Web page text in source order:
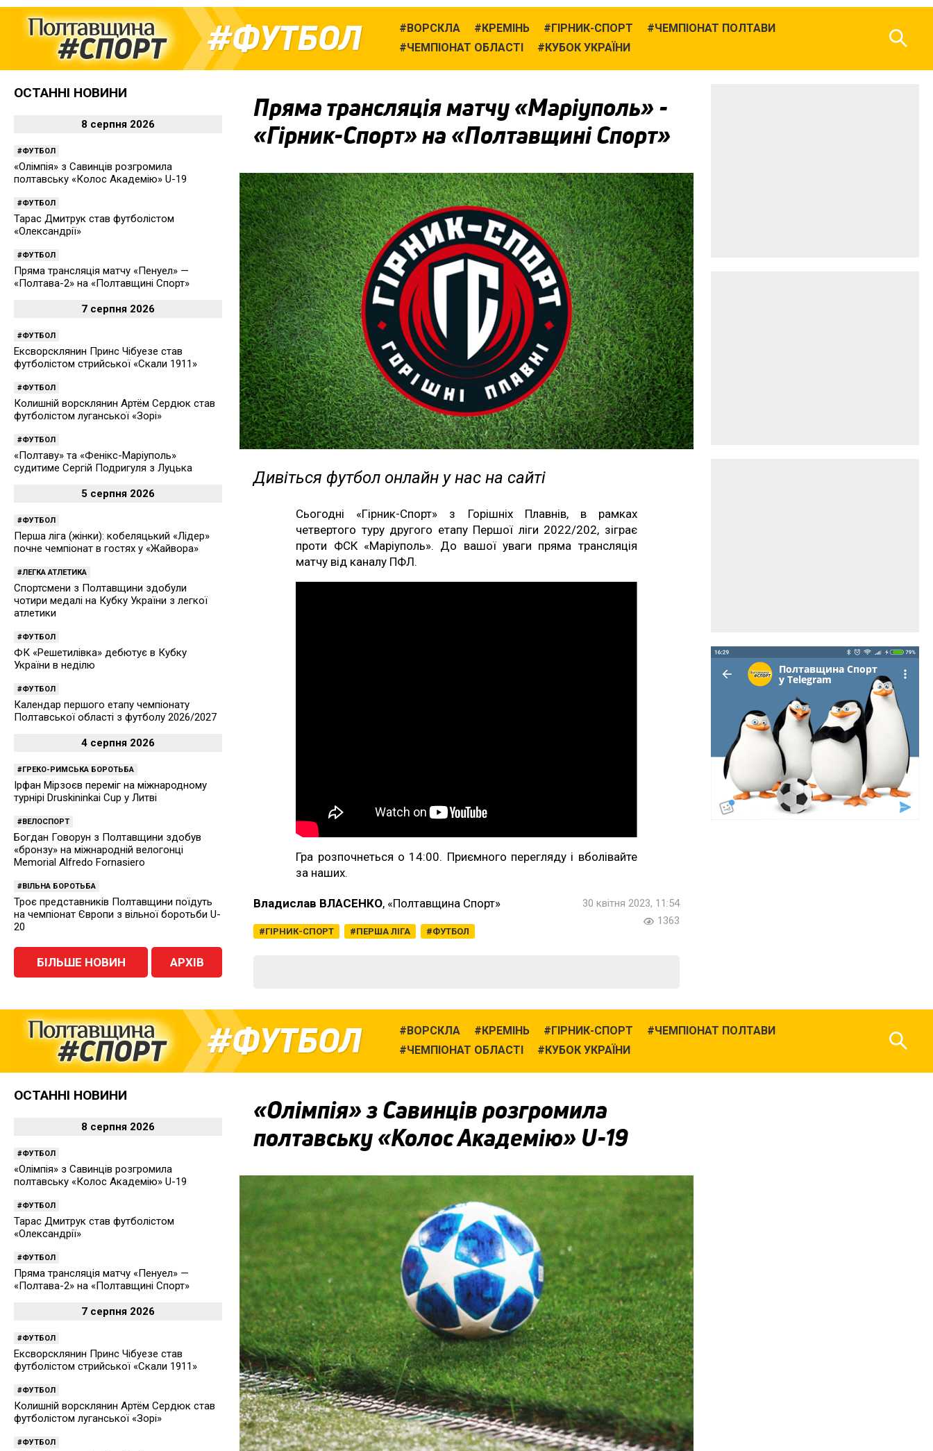
ФУТБОЛ ВОРСКЛА КРЕМІНЬ ГІРНИК-СПОРТ
ЧЕМПІОНАТ ПОЛТАВИ
ЧЕМПІОНАТ ОБЛАСТІ
КУБОК УКРАЇНИ
Пряма трансляція матчу «Маріуполь» -
«Гірник-Спорт» на «Полтавщині Спорт»
Дивіться футбол онлайн у нас на сайті
Сьогодні «Гірник-Спорт» з Горішніх Плавнів, в рамках
четвертого туру другого етапу Першої ліги 2022/202, зіграє
проти ФСК «Маріуполь». До вашої уваги пряма трансляція
матчу від каналу ПФЛ.
Гра розпочнеться о 14:00. Приємного перегляду і вболівайте
за наших.
Владислав ВЛАСЕНКО, «Полтавщина Спорт»
ГІРНИК-СПОРТ ПЕРША ЛІГА ФУТБОЛ
30 квітня 2023, 11:54
1363
ОСТАННІ НОВИНИ
8 серпня 2026
ФУТБОЛ
«Олімпія» з Савинців розгромила
полтавську «Колос Академію» U-19
ФУТБОЛ
Тарас Дмитрук став футболістом
«Олександрії»
ФУТБОЛ
Пряма трансляція матчу «Пенуел» —
«Полтава-2» на «Полтавщині Спорт»
7 серпня 2026
ФУТБОЛ
Ексворсклянин Принс Чібуезе став
футболістом стрийської «Скали 1911»
ФУТБОЛ
Колишній ворсклянин Артём Сердюк став
футболістом луганської «Зорі»
ФУТБОЛ
«Полтаву» та «Фенікс-Маріуполь»
судитиме Сергій Подригуля з Луцька
5 серпня 2026
ФУТБОЛ
Перша ліга (жінки): кобеляцький «Лідер»
почне чемпіонат в гостях у «Жайвора»
ЛЕГКА АТЛЕТИКА
Спортсмени з Полтавщини здобули
чотири медалі на Кубку України з легкої
атлетики
ФУТБОЛ
ФК «Решетилівка» дебютує в Кубку
України в неділю
ФУТБОЛ
Календар першого етапу чемпіонату
Полтавської області з футболу 2026/2027
4 серпня 2026
ГРЕКО-РИМСЬКА БОРОТЬБА
Ірфан Мірзоєв переміг на міжнародному
турнірі Druskininkai Cup у Литві
ВЕЛОСПОРТ
Богдан Говорун з Полтавщини здобув
«бронзу» на міжнародній велогонці
Memorial Alfredo Fornasiero
ВІЛЬНА БОРОТЬБА
Троє представників Полтавщини поїдуть
на чемпіонат Європи з вільної боротьби U-
20
БІЛЬШЕ НОВИН АРХІВ
ФУТБОЛ ВОРСКЛА КРЕМІНЬ ГІРНИК-СПОРТ
ЧЕМПІОНАТ ПОЛТАВИ
ЧЕМПІОНАТ ОБЛАСТІ
КУБОК УКРАЇНИ
«Олімпія» з Савинців розгромила
полтавську «Колос Академію» U-19
ОСТАННІ НОВИНИ
8 серпня 2026
ФУТБОЛ
«Олімпія» з Савинців розгромила
полтавську «Колос Академію» U-19
ФУТБОЛ
Тарас Дмитрук став футболістом
«Олександрії»
ФУТБОЛ
Пряма трансляція матчу «Пенуел» —
«Полтава-2» на «Полтавщині Спорт»
7 серпня 2026
ФУТБОЛ
Ексворсклянин Принс Чібуезе став
футболістом стрийської «Скали 1911»
ФУТБОЛ
Колишній ворсклянин Артём Сердюк став
футболістом луганської «Зорі»
ФУТБОЛ